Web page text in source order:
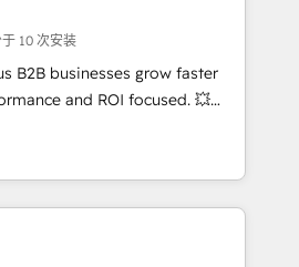
integrations 📈 End-to-
• Lifecycle marketing and
• Sales enablement tools
• Retention strategies with
and 2,000+
expertise across marketing,
10 次安装
B2B businesses grow faster
and ROI focused. 💥
work with your teams to
challenges and improve user
and marketing results.
and optimising your